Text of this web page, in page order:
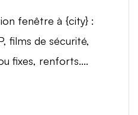
fenêtre à {city} :
films de sécurité,
fixes, renforts....